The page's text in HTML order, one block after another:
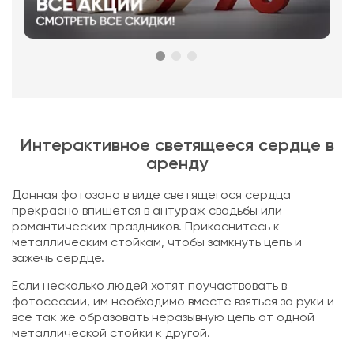
Интерактивное светящееся сердце в
аренду
Данная фотозона в виде светящегося сердца
прекрасно впишется в антураж свадьбы или
романтических праздников. Прикоснитесь к
металлическим стойкам, чтобы замкнуть цепь и
зажечь сердце.
Если несколько людей хотят поучаствовать в
фотосессии, им необходимо вместе взяться за руки и
все так же образовать неразывную цепь от одной
металлической стойки к другой.